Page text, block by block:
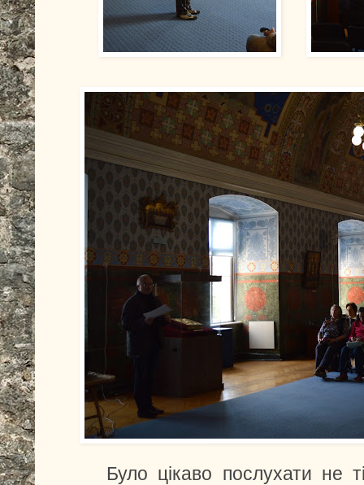
Було цікаво послухати не